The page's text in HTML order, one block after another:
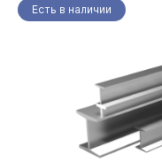
Есть в наличии